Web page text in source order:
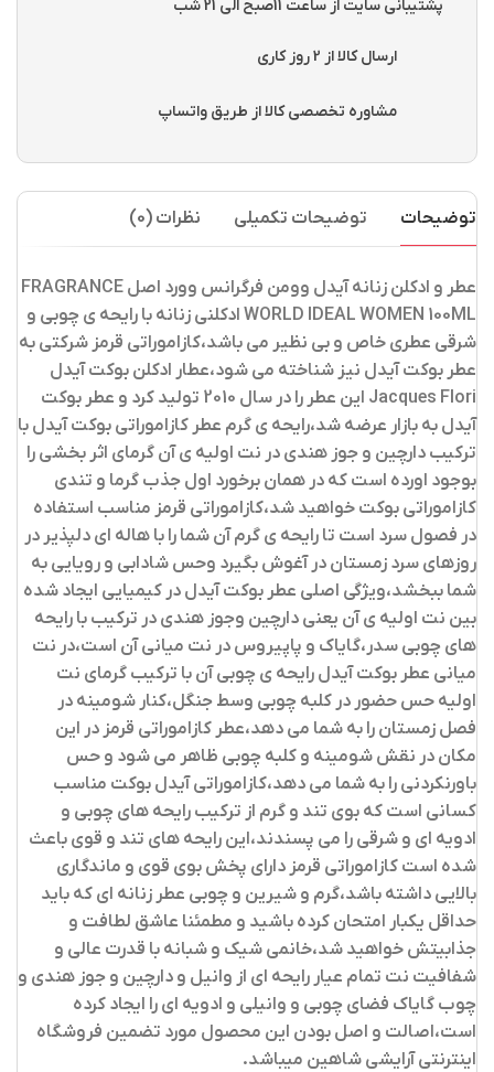
پشتیبانی سایت از ساعت 11صبح الی 21 شب
ارسال کالا از 2 روز کاری
مشاوره تخصصی کالا از طریق واتساپ
توضیحات توضیحات تکمیلی نظرات (0)
عطر و ادکلن زنانه آیدل وومن فرگرانس وورد اصل FRAGRANCE
WORLD IDEAL WOMEN 100ML ادکلنی زنانه با رایحه ی چوبی و
شرقی عطری خاص و بی نظیر می باشد،کازاموراتی قرمز شرکتی به
عطر بوکت آیدل نیز شناخته می شود،عطار ادکلن بوکت آیدل
Jacques Flori این عطر را در سال 2010 تولید کرد و عطر بوکت
آیدل به بازار عرضه شد،رایحه ی گرم عطر کازاموراتی بوکت آیدل با
ترکیب دارچین و جوز هندی در نت اولیه ی آن گرمای اثر بخشی را
بوجود اورده است که در همان برخورد اول جذب گرما و تندی
کازاموراتی بوکت خواهید شد،کازاموراتی قرمز مناسب استفاده
در فصول سرد است تا رایحه ی گرم آن شما را با هاله ای دلپذیر در
روزهای سرد زمستان در آغوش بگیرد وحس شادابی و رویایی به
شما ببخشد،ویژگی اصلی عطر بوکت آیدل در کیمیایی ایجاد شده
بین نت اولیه ی آن یعنی دارچین وجوز هندی در ترکیب با رایحه
های چوبی سدر،گایاک و پاپیروس در نت میانی آن است،در نت
میانی عطر بوکت آیدل رایحه ی چوبی آن با ترکیب گرمای نت
اولیه حس حضور در کلبه چوبی وسط جنگل،کنار شومینه در
فصل زمستان را به شما می دهد،عطر کازاموراتی قرمز در این
مکان در نقش شومینه و کلبه چوبی ظاهر می شود و حس
باورنکردنی را به شما می دهد،کازاموراتی آیدل بوکت مناسب
کسانی است که بوی تند و گرم از ترکیب رایحه های چوبی و
ادویه ای و شرقی را می پسندند،این رایحه های تند و قوی باعث
شده است کازاموراتی قرمز دارای پخش بوی قوی و ماندگاری
بالایی داشته باشد،گرم و شیرین و چوبی عطر زنانه ای که باید
حداقل یکبار امتحان کرده باشید و مطمئنا عاشق لطافت و
جذابیتش خواهید شد،خانمی شیک و شبانه با قدرت عالی و
شفافیت نت تمام عیار رایحه ای از وانیل و دارچین و جوز هندی و
چوب گایاک فضای چوبی و وانیلی و ادویه ای را ایجاد کرده
است،اصالت و اصل بودن این محصول مورد تضمین فروشگاه
اینترنتی آرایشی شاهین میباشد.